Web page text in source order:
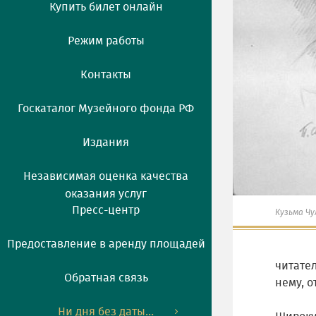
Купить билет онлайн
Режим работы
Контакты
Госкаталог Музейного фонда РФ
Издания
Независимая оценка качества
оказания услуг
Пресс-центр
Предоставление в аренду площадей
Обратная связь
Ни дня без даты...
Кузьма
нему,